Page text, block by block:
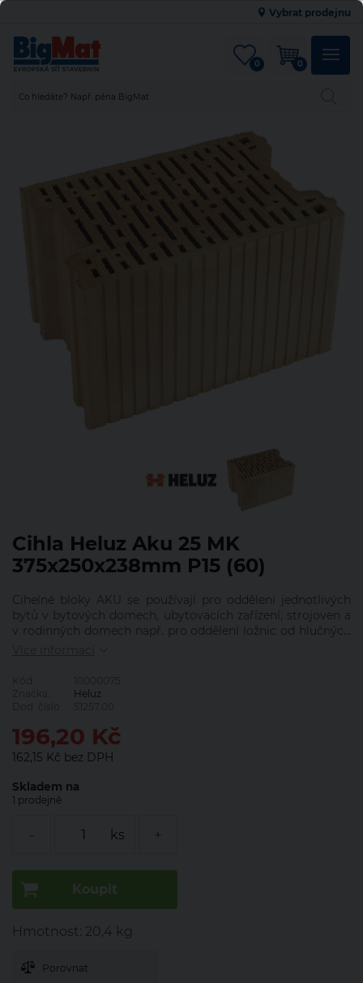
Cihla Heluz Aku 25 MK
375x250x238mm P15 (60)
Cihelné bloky AKU se používají pro oddělení jednotlivých
bytů v bytových domech, ubytovacích zařízení, strojoven a
v rodinných domech např. pro oddělení ložnic od hlučných
Heluz
196,20 Kč
162,15 Kč
Skladem na
1 prodejně
- ks +
Hmotnost: 20,4 kg
Porovnat
Vybrat prodejnu
Vybrat nejbližší Hlavní město Praha
Jihočeský kraj Jihomoravský kraj
Královéhradecký kraj
Plzeňský kraj
Středočeský kraj
0
0